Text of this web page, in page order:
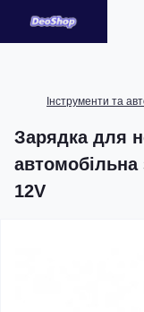
Інструменти та
Зарядка для
12V